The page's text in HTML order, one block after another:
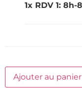
1x RDV 1: 8h-
Ajouter au panier